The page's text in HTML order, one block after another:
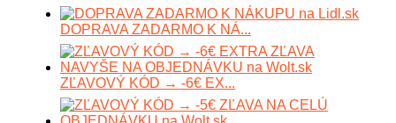
DOPRAVA ZADARMO K NÁ...
ZĽAVOVÝ KÓD → -6€ EX...